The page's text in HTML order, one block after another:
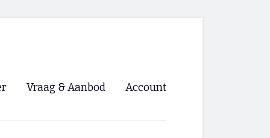
Vraag & Aanbod Account